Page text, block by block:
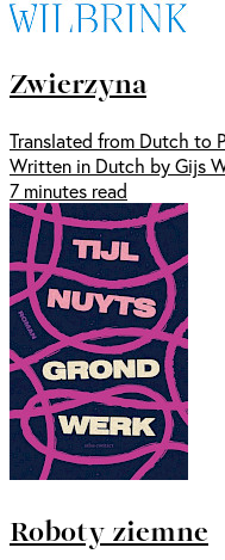
Zwierzyna
Translated from Dutch to
Written in Dutch by Gijs
7 minutes read
Roboty ziemne